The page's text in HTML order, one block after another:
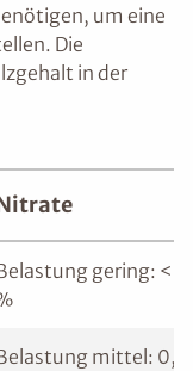
um eine
Die
in der
gering: <
mittel: 0,1